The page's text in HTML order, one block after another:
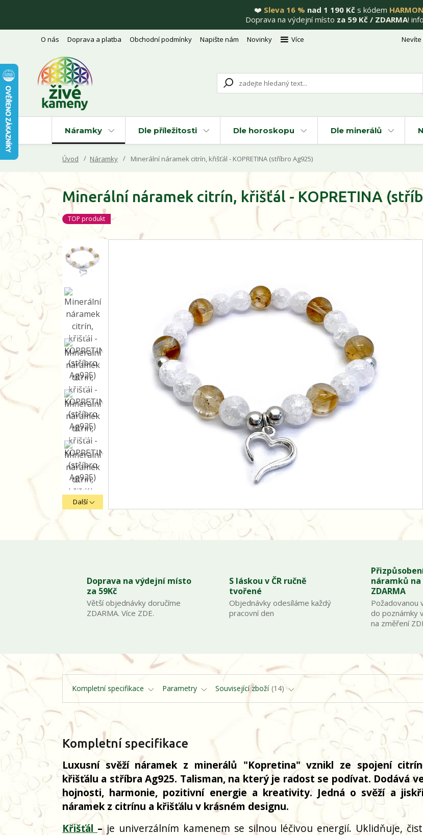
❤️ Sleva 16 % nad 1 190 Kčs kódem
Doprava na výdejní místo za 59 Kč / ZDARMA! info
O nás Doprava a platba Obchodní podmínky Napište nám Novinky Více Nevíte
Náramky Dle příležitosti Dle horoskopu Dle minerálů
Úvod Náramky Minerální náramek citrín, křišťál - KOPRETINA (stříbro Ag925)
Minerální náramek citrín, křišťál - KOPRETINA
TOP produkt
Další
Doprava na výdejní místo
za 59Kč
Větší objednávky doručíme
ZDARMA. Více ZDE.
S láskou v ČR ručně
tvořené
Objednávky odesíláme každý
pracovní den
náramků
ZDARMA
Požadovanou
do poznámky
na změření
Kompletní specifikace Parametry Související zboží 14
Kompletní specifikace
Luxusní svěží náramek z minerálů "Kopretina" vznikl ze spojení
křišťálu a stříbra Ag925. Talisman, na který je radost se podívat. Dodává
hojnosti, harmonie, pozitivní energie a kreativity. Jedná o svěží a
náramek z citrínu a křišťálu v krásném designu.
Křišťál – je univerzálním kamenem se silnou léčivou energií. Uklidňuje,